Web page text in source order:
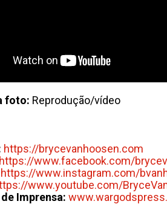
foto: Reprodução/vídeo
https://brycevanhoosen.com
https://www.facebook.com/
https://www.instagram.com/
www.youtube.com/
Imprensa: